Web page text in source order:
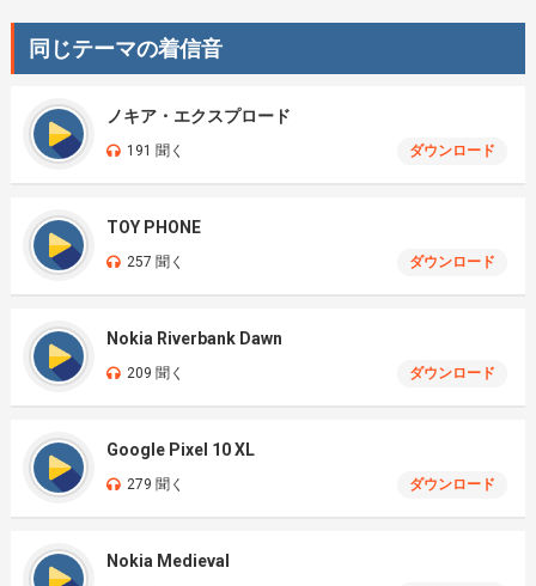
同じテーマの着信音
ノキア・エクスプロード
191 聞く ダウンロード
TOY PHONE
257 聞く ダウンロード
Nokia Riverbank Dawn
209 聞く ダウンロード
Google Pixel 10 XL
279 聞く ダウンロード
Nokia Medieval